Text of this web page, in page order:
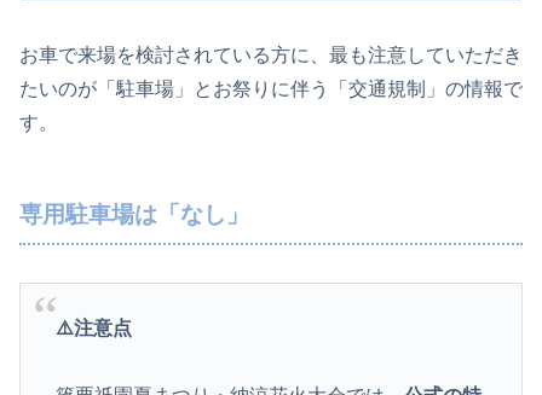
お車で来場を検討されている方に、最も注意していただき
たいのが「駐車場」とお祭りに伴う「交通規制」の情報で
す。
専用駐車場は「なし」
⚠️注意点